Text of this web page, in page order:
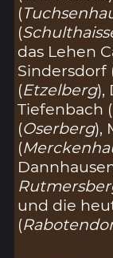
(
(
das Lehen
Sindersdorf
(Etzelberg),
Tiefenbach (
(Oserberg),
(
und die
(